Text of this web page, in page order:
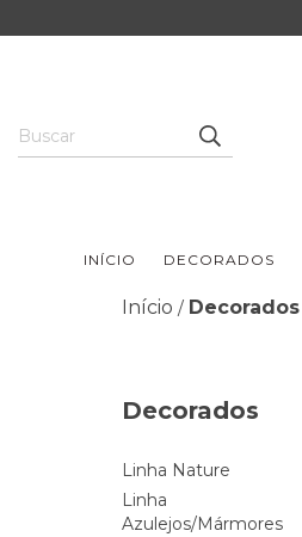
INÍCIO DECORADOS
Início / Decorados
Decorados
Linha Nature
Linha
Azulejos/Mármores